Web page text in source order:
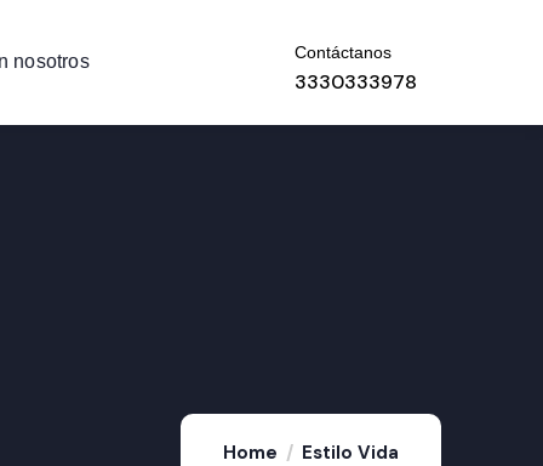
nosotros Contáctanos
3330333978
Home Estilo Vida